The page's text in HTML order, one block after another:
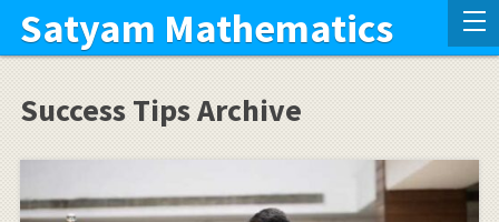
Satyam Mathematics
Success Tips Archive